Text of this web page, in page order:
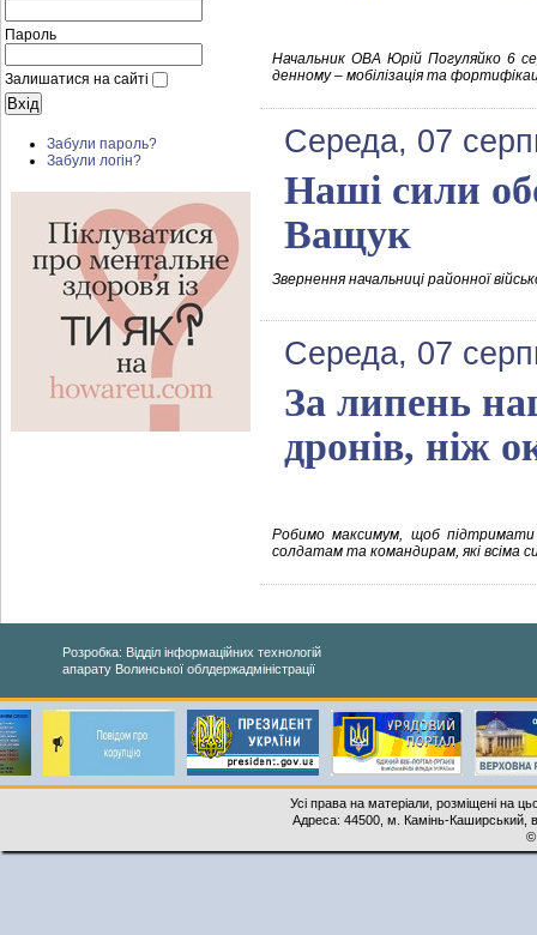
Пароль
Залишатися на сайті
Забули пароль?
Забули логін?
Начальник ОВА Юрій Погуляйко 6
денному – мобілізація та
Середа, 07
Наші сили
Ващук
Звернення начальниці районної
Середа, 07
За липень
дронів, ніж
Робимо максимум, щоб підтримати
солдатам та командирам, які всіма
Розробка: Відділ інформаційних технологій
апарату Волинської облдержадміністрації
Усі права на матеріали, розміщені на
Адреса: 44500, м. Камінь-Каширський,
©